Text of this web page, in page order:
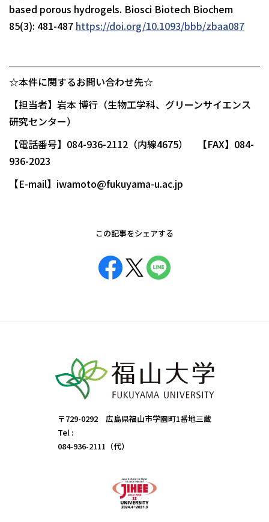
based porous hydrogels. Biosci Biotech Biochem
85(3): 481-487 https://doi.org/10.1093/bbb/zbaa087
☆本件に関するお問い合わせ先☆
【担当者】岩本 博行（生物工学科、グリーンサイエンス
研究センター）
【電話番号】084-936-2112（内線4675） 【FAX】084-
936-2023
【E-mail】iwamoto@fukuyama-u.ac.jp
この記事をシェアする
〒729-0292 広島県福山市学園町1番地三蔵
Tel :
084-936-2111（代）